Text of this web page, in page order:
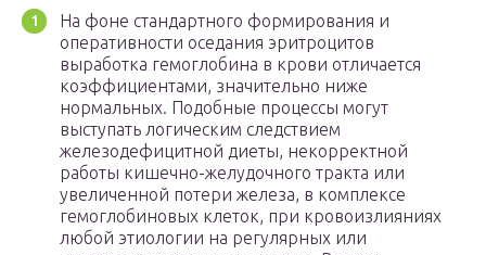
На фоне стандартного формирования и
оперативности оседания эритроцитов
выработка гемоглобина в крови отличается
коэффициентами, значительно ниже
нормальных. Подобные процессы могут
выступать логическим следствием
железодефицитной диеты, некорректной
работы кишечно-желудочного тракта или
увеличенной потери железа, в комплексе
гемоглобиновых клеток, при кровоизлияниях
любой этиологии на регулярных или